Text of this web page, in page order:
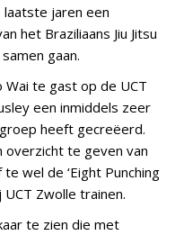
laatste jaren een
het Braziliaans Jiu Jitsu
gaan.
Wai te gast op de UCT
een inmiddels zeer
heeft gecreëerd.
overzicht te geven van
wel de ‘Eight Punching
Zwolle trainen.
te zien die met